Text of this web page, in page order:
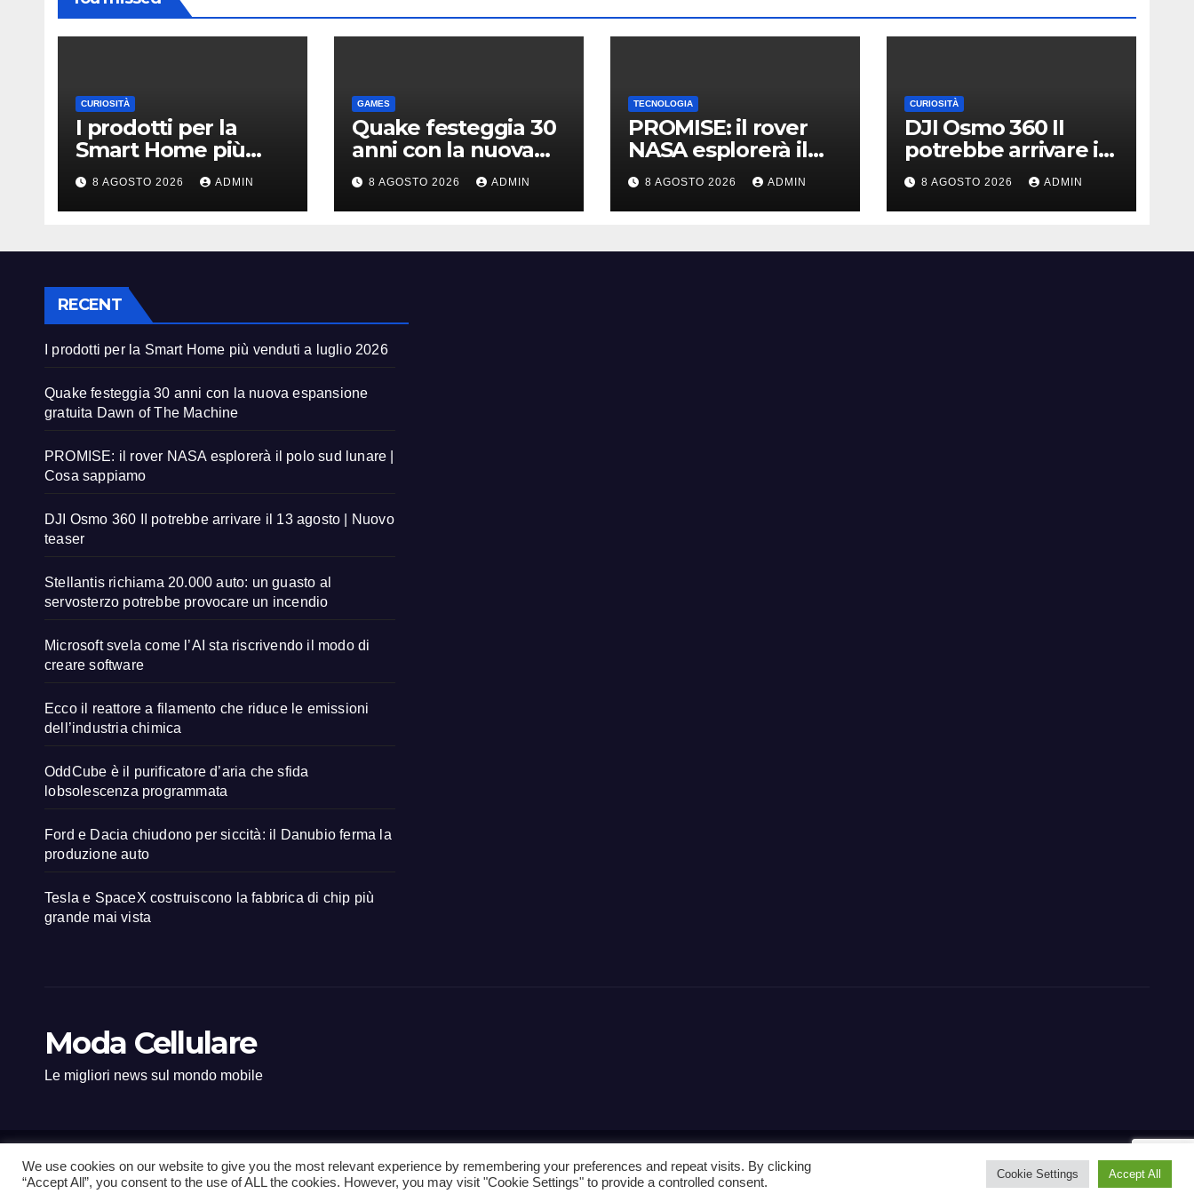
CURIOSITÀ
I prodotti per la
Smart Home più
venduti a luglio
2026
8 AGOSTO 2026 ADMIN
GAMES
Quake festeggia 30
anni con la nuova
espansione gratuita
Dawn of The
Machine
8 AGOSTO 2026 ADMIN
TECNOLOGIA
PROMISE: il rover
NASA esplorerà il
polo sud lunare |
Cosa sappiamo
8 AGOSTO 2026 ADMIN
CURIOSITÀ
DJI Osmo 360 II
potrebbe arrivare il
13 agosto | Nuovo
teaser
8 AGOSTO 2026 ADMIN
RECENT
I prodotti per la Smart Home più venduti a luglio 2026
Quake festeggia 30 anni con la nuova espansione
gratuita Dawn of The Machine
PROMISE: il rover NASA esplorerà il polo sud lunare |
Cosa sappiamo
DJI Osmo 360 II potrebbe arrivare il 13 agosto | Nuovo
teaser
Stellantis richiama 20.000 auto: un guasto al
servosterzo potrebbe provocare un incendio
Microsoft svela come l’AI sta riscrivendo il modo di
creare software
Ecco il reattore a filamento che riduce le emissioni
dell’industria chimica
OddCube è il purificatore d’aria che sfida
lobsolescenza programmata
Ford e Dacia chiudono per siccità: il Danubio ferma la
produzione auto
Tesla e SpaceX costruiscono la fabbrica di chip più
grande mai vista
Moda Cellulare
Le migliori news sul mondo mobile
Proudly powered by WordPress|Tema: Newsup diThemeansar. Contact CONTATTI Privacy Policy
We use cookies on our website to give you the most relevant experience by remembering your preferences and repeat visits. By clicking
“Accept All”, you consent to the use of ALL the cookies. However, you may visit "Cookie Settings" to provide a controlled consent.
Cookie Settings Accept All